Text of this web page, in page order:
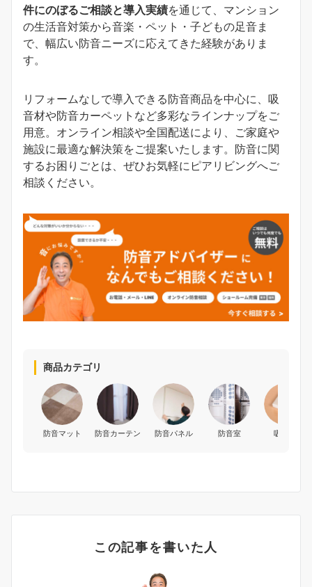
件にのぼるご相談と導入実績を通じて、マンション
の生活音対策から音楽・ペット・子どもの足音ま
で、幅広い防音ニーズに応えてきた経験がありま
す。
リフォームなしで導入できる防音商品を中心に、吸
音材や防音カーペットなど多彩なラインナップをご
用意。オンライン相談や全国配送により、ご家庭や
施設に最適な解決策をご提案いたします。防音に関
するお困りごとは、ぜひお気軽にピアリビングへご
相談ください。
商品カテゴリ
防音マット 防音カーテン 防音パネル 防音室 吸音材
この記事を書いた人